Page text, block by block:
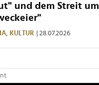
und dem Streit um
KULTUR | 28.07.2026